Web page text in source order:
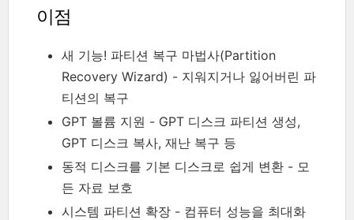
이점
새 기능! 파티션 복구 마법사(Partition
Recovery Wizard) - 지워지거나 잃어버린 파
티션의 복구
GPT 볼륨 지원 - GPT 디스크 파티션 생성,
GPT 디스크 복사, 재난 복구 등
동적 디스크를 기본 디스크로 쉽게 변환 - 모
든 자료 보호
시스템 파티션 확장 - 컴퓨터 성능을 최대화